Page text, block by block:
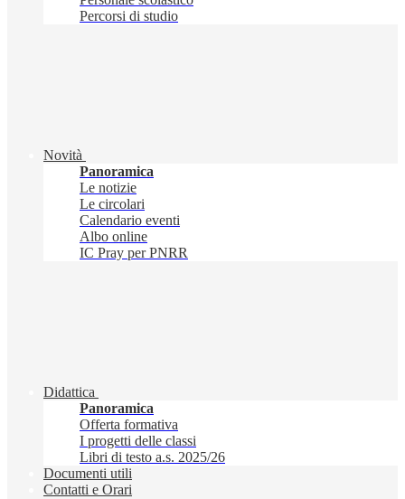
Percorsi di studio
Novità
Panoramica
Le notizie
Le circolari
Calendario eventi
Albo online
IC Pray per PNRR
Didattica
Panoramica
Offerta formativa
I progetti delle classi
Libri di testo a.s. 2025/26
Documenti utili
Contatti e Orari